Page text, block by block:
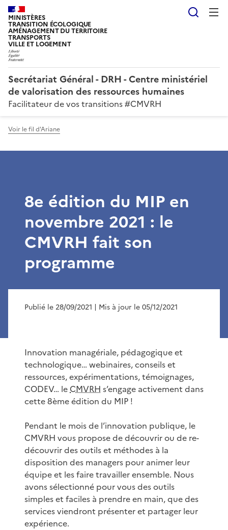
MINISTÈRES
TRANSITION ÉCOLOGIQUE
AMÉNAGEMENT DU TERRITOIRE
TRANSPORTS
VILLE ET LOGEMENT
Secrétariat Général - DRH - Centre ministériel
de valorisation des ressources humaines
Facilitateur de vos transitions #CMVRH
Voir le fil d'Ariane
8e édition du MIP en
novembre 2021 : le
CMVRH fait son
programme
Publié le 28/09/2021 | Mis à jour le 05/12/2021
Innovation managériale, pédagogique et
technologique… webinaires, conseils et
ressources, expérimentations, témoignages,
CODEV… le CMVRH s’engage activement dans
cette 8ème édition du MIP !
Pendant le mois de l’innovation publique, le
CMVRH vous propose de découvrir ou de re-
découvrir des outils et méthodes à la
disposition des managers pour animer leur
équipe et les faire travailler ensemble. Nous
avons sélectionné pour vous des outils
simples et faciles à prendre en main, que des
services viendront présenter et partager leur
expérience.